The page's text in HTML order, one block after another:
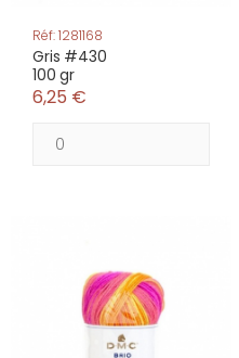
Réf: 1281168
Gris #430
100 gr
6,25 €